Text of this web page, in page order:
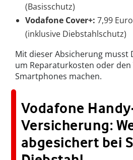
(Basisschutz)
Vodafone Cover+: 7,99
(inklusive Diebstahlschutz)
Mit dieser Absicherung musst
um Reparaturkosten oder den
Smartphones machen.
Vodafone
Versicherung:
abgesichert bei